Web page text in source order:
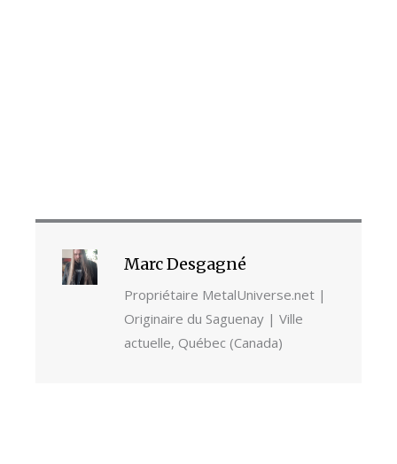
Marc Desgagné
Propriétaire MetalUniverse.net |
Originaire du Saguenay | Ville
actuelle, Québec (Canada)